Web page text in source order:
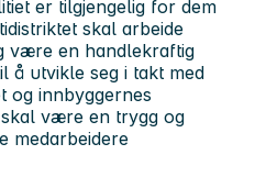
er tilgjengelig for dem
skal arbeide
være en handlekraftig
å utvikle seg i takt med
og innbyggernes
være en trygg og
medarbeidere